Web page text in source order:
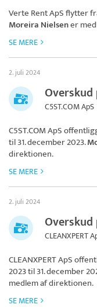
Verte Rent ApSflytter
Moreira Nielsener
SE MERE
2. juli 2024
Overskud
C5ST.COM ApS
C5ST.COM ApS
til 31. december 2023.
direktionen.
SE MERE
2. juli 2024
Overskud
CLEANXPERT
CLEANXPERT ApS
2023 til 31. december
medlem af direktionen.
SE MERE